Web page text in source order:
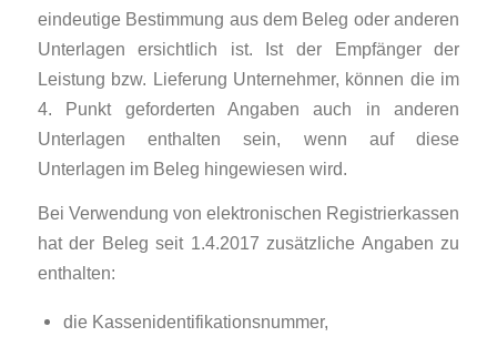
eindeutige Bestimmung aus dem Beleg oder anderen
Unterlagen ersichtlich ist. Ist der Empfänger der
Leistung bzw. Lieferung Unternehmer, können die im
4. Punkt geforderten Angaben auch in anderen
Unterlagen enthalten sein, wenn auf diese
Unterlagen im Beleg hingewiesen wird.
Bei Verwendung von elektronischen Registrierkassen
hat der Beleg seit 1.4.2017 zusätzliche Angaben zu
enthalten:
die Kassenidentifikationsnummer,